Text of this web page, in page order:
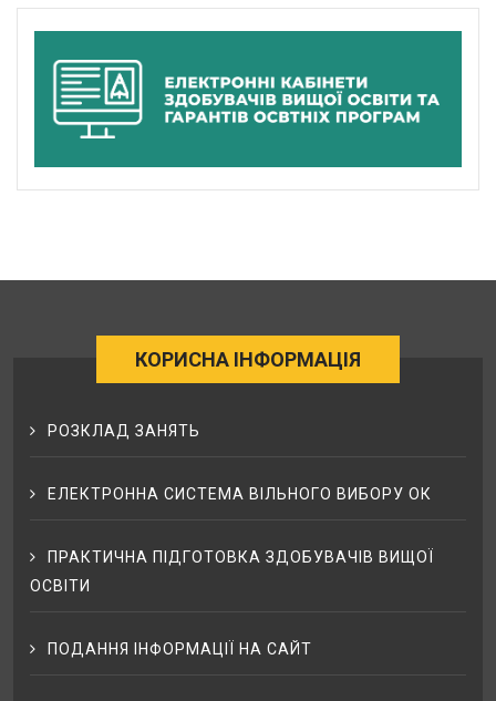
КОРИСНА ІНФОРМАЦІЯ
РОЗКЛАД ЗАНЯТЬ
ЕЛЕКТРОННА СИСТЕМА ВІЛЬНОГО ВИБОРУ ОК
ПРАКТИЧНА ПІДГОТОВКА ЗДОБУВАЧІВ ВИЩОЇ
ОСВІТИ
ПОДАННЯ ІНФОРМАЦІЇ НА САЙТ